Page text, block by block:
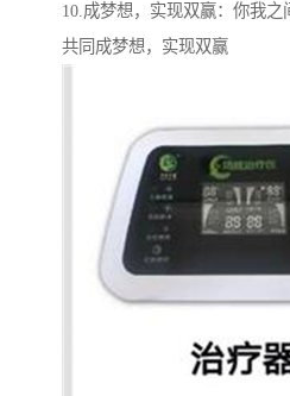
10.成梦想，实现双赢：你我之
共同成梦想，实现双赢